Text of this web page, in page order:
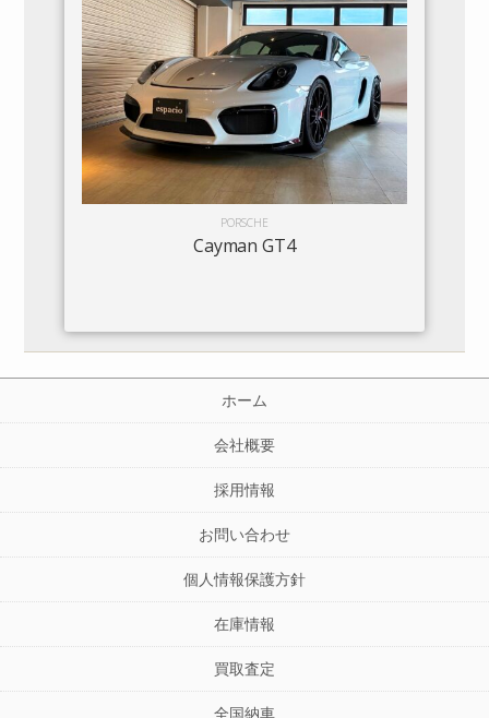
PORSCHE
Cayman GT4
ホーム
会社概要
採用情報
お問い合わせ
個人情報保護方針
在庫情報
買取査定
全国納車